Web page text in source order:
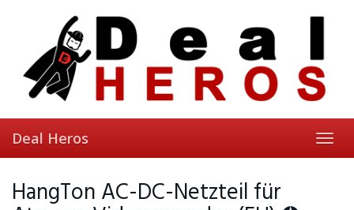
Deal Heros
HangTon AC-DC-Netzteil für